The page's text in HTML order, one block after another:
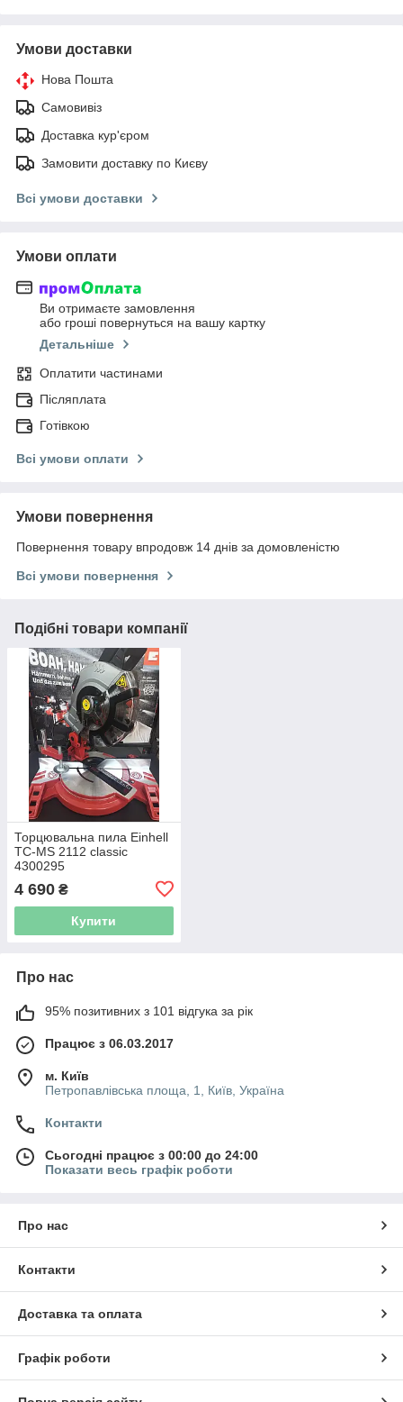
Умови доставки
Нова Пошта
Самовивіз
Доставка кур'єром
Замовити доставку по Києву
Всі умови доставки
Умови оплати
Ви отримаєте замовлення
або гроші повернуться на вашу картку
Детальніше
Оплатити частинами
Післяплата
Готівкою
Всі умови оплати
Умови повернення
Повернення товару впродовж 14 днів за домовленістю
Всі умови повернення
Подібні товари компанії
Торцювальна пила Einhell
TC-MS 2112 classic
4300295
4 690 ₴
Купити
Про нас
95% позитивних з 101 відгука за рік
Працює з 06.03.2017
м. Київ
Петропавлівська площа, 1, Київ, Україна
Контакти
Сьогодні працює з 00:00 до 24:00
Показати весь графік роботи
Про нас
Контакти
Доставка та оплата
Графік роботи